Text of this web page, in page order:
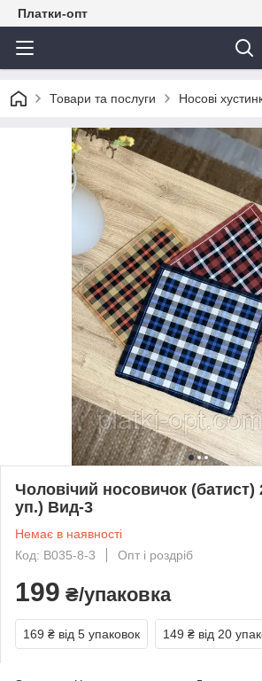
Платки-опт
Товари та послуги Носові
Чоловічий носовичок
уп.) Вид-3
Немає в наявності
Код: В035-8-3
Опт і роздріб
199 ₴/упаковка
169 ₴ від 5 упаковок 149 ₴ від 20